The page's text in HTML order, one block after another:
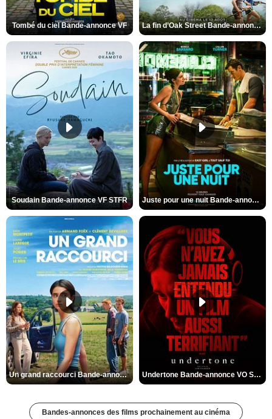
Tombé du ciel Bande-annonce VF La fin d’Oak Street Bande-annonce VO STFR
Soudain Bande-annonce VF STFR Juste pour une nuit Bande-annonce VO STFR
Un grand raccourci Bande-annonce VF Undertone Bande-annonce VO STFR
Bandes-annonces des films prochainement au cinéma